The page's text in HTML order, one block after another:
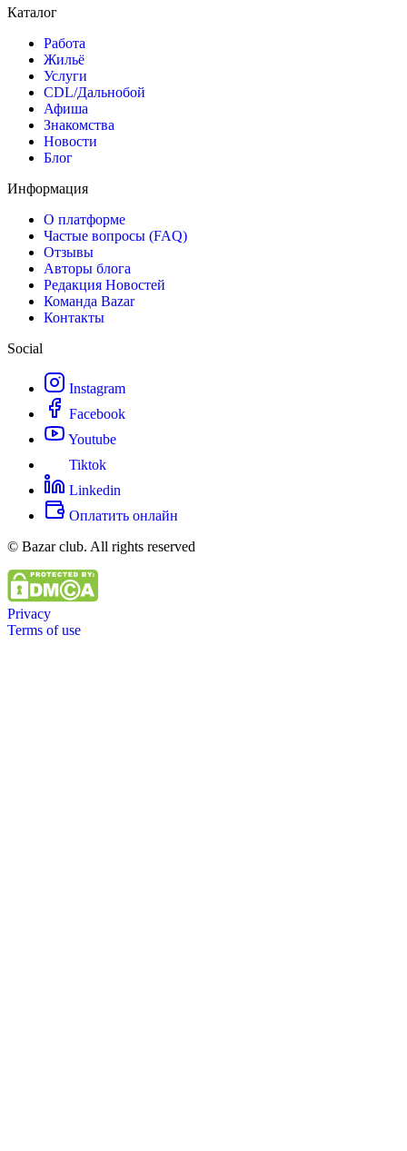
Каталог
Работа
Жильё
Услуги
CDL/Дальнобой
Афиша
Знакомства
Новости
Блог
Информация
О платформе
Частые вопросы (FAQ)
Отзывы
Авторы блога
Редакция Новостей
Команда Bazar
Контакты
Social
Instagram
Facebook
Youtube
Tiktok
Linkedin
Оплатить онлайн
© Bazar club. All rights reserved
Privacy
Terms of use